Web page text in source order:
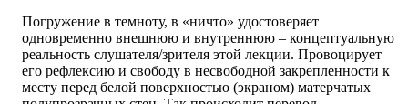
Погружение в темноту, в «ничто» удостоверяет
одновременно внешнюю и внутреннюю – концептуальную
реальность слушателя/зрителя этой лекции. Провоцирует
его рефлексию и свободу в несвободной закрепленности к
месту перед белой поверхностью (экраном) матерчатых